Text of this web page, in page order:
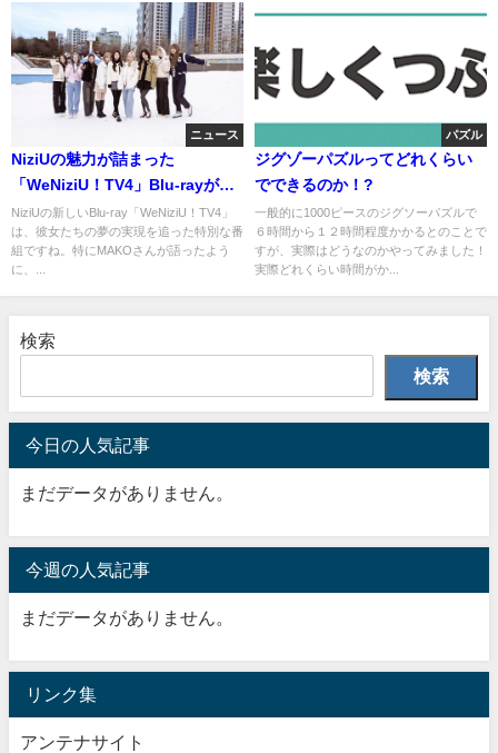
ニュース
NiziUの魅力が詰まった
「WeNiziU！TV4」Blu-rayが登
場！
NiziUの新しいBlu-ray「WeNiziU！TV4」
は、彼女たちの夢の実現を追った特別な番
組ですね。特にMAKOさんが語ったよう
に、...
パズル
ジグゾーパズルってどれくらい
でできるのか！?
一般的に1000ピースのジグソーパズルで
６時間から１２時間程度かかるとのことで
すが、実際はどうなのかやってみました！
実際どれくらい時間がか...
検索
検索
今日の人気記事
まだデータがありません。
今週の人気記事
まだデータがありません。
リンク集
アンテナサイト